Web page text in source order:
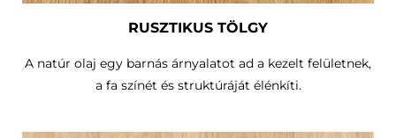
RUSZTIKUS TÖLGY
A natúr olaj egy barnás árnyalatot ad a kezelt felületnek,
a fa színét és struktúráját élénkíti.